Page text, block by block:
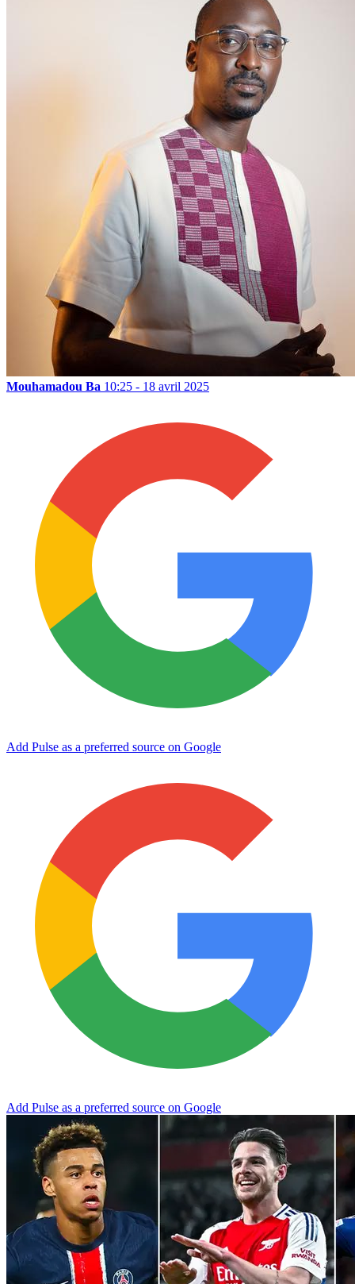
Mouhamadou Ba 10:25 - 18 avril 2025
Add Pulse as a preferred source on Google
Add Pulse as a preferred source on Google